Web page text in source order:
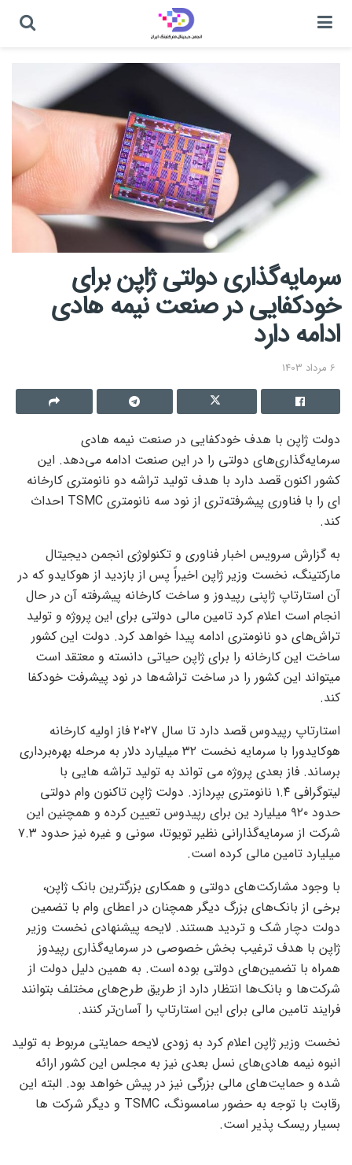
سرمایه‌گذاری دولتی ژاپن برای
خودکفایی در صنعت نیمه هادی
ادامه دارد
6 مرداد 1403
دولت ژاپن با هدف خودکفایی در صنعت نیمه هادی
سرمایه‌گذاری‌های دولتی را در این صنعت ادامه می‌دهد. این
کشور اکنون قصد دارد با هدف تولید تراشه دو نانومتری کارخانه
ای را با فناوری پیشرفته‌تری از نود سه نانومتری TSMC احداث
کند.
به گزارش سرویس اخبار فناوری و تکنولوژی انجمن دیجیتال
مارکتینگ، نخست وزیر ژاپن اخیراً پس از بازدید از هوکایدو که در
آن استارتاپ ژاپنی رپیدوز و ساخت کارخانه پیشرفته آن در حال
انجام است اعلام کرد تامین مالی دولتی برای این پروژه و تولید
تراش‌های دو نانومتری ادامه پیدا خواهد کرد. دولت این کشور
ساخت این کارخانه را برای ژاپن حیاتی دانسته و معتقد است
‌میتواند این کشور را در ساخت تراشه‌ها در نود پیشرفت خودکفا
کند.
استارتاپ رپیدوس قصد دارد تا سال ۲۰۲۷ فاز اولیه کارخانه
هوکایدورا با سرمایه نخست ۳۲ میلیارد دلار به مرحله بهره‌برداری
برساند. فاز بعدی پروژه می ‌تواند به تولید تراشه هایی با
لیتوگرافی ۱.۴ نانومتری بپردازد. دولت ژاپن تاکنون وام دولتی
حدود ۹۲۰ میلیارد ین برای رپیدوس تعیین کرده و همچنین این
شرکت از سرمایه‌گذارانی نظیر تویوتا، سونی و غیره نیز حدود ۷.۳
میلیارد تامین مالی کرده است.
با وجود مشارکت‌های دولتی و همکاری بزرگترین بانک ژاپن،
برخی از بانک‌های بزرگ دیگر همچنان در اعطای وام با تضمین
دولت دچار شک و تردید هستند. لایحه پیشنهادی نخست وزیر
ژاپن با هدف ترغیب بخش خصوصی در سرمایه‌گذاری رپیدوز
همراه با تضمین‌های دولتی بوده است. به همین دلیل دولت از
شرکت‌ها و بانک‌ها انتظار دارد از طریق طرح‌های مختلف بتوانند
فرایند تامین مالی برای این استارتاپ را آسان‌تر کنند.
نخست وزیر ژاپن اعلام کرد به زودی لایحه حمایتی مربوط به تولید
انبوه نیمه هادی‌های نسل بعدی نیز به مجلس این کشور ارائه
شده و حمایت‌های مالی بزرگی نیز در پیش خواهد بود. البته این
رقابت با توجه به حضور سامسونگ، TSMC و دیگر شرکت ها
بسیار ریسک پذیر است.